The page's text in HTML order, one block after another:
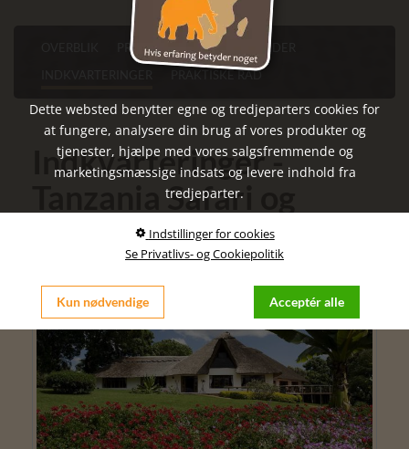
PROGRAM
SEVÆRDIGHEDER
PRAKTISKE RÅD
Indkvarteringer -
Tanzania Safari og
Zanzibar
Dette websted benytter egne og tredjeparters cookies for
at fungere, analysere din brug af vores produkter og
tjenester, hjælpe med vores salgsfremmende og
marketingsmæssige indsats og levere indhold fra
tredjeparter.
Indstillinger for cookies
Se Privatlivs- og Cookiepolitik
Kun nødvendige Acceptér alle